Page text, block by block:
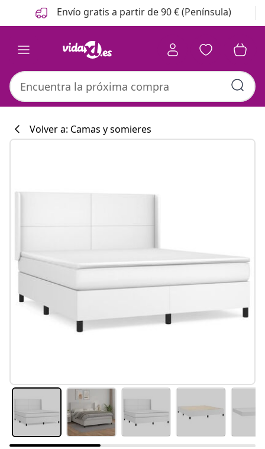
Anterior
Siguiente Envío gratis a partir de 90 € (Península)
Volver a: Camas y somieres